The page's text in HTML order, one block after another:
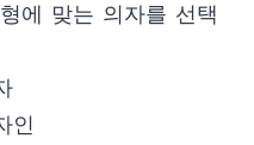
에 맞는 의자를 선택
인